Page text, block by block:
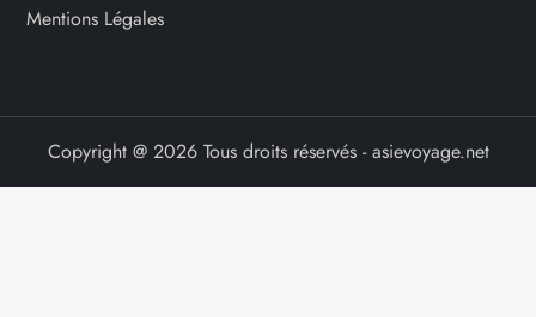
Mentions Légales
Copyright @ 2026 Tous droits réservés - asievoyage.net